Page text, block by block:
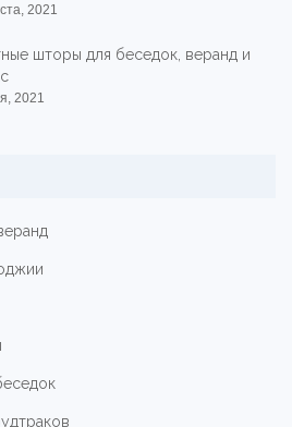
2021
шторы для беседок, веранд и
2021